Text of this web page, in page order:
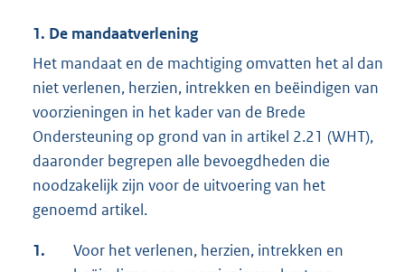
1. De mandaatverlening
Het mandaat en de machtiging omvatten het al dan
niet verlenen, herzien, intrekken en beëindigen van
voorzieningen in het kader van de Brede
Ondersteuning op grond van in artikel 2.21 (WHT),
daaronder begrepen alle bevoegdheden die
noodzakelijk zijn voor de uitvoering van het
genoemd artikel.
1.
Voor het verlenen, herzien, intrekken en